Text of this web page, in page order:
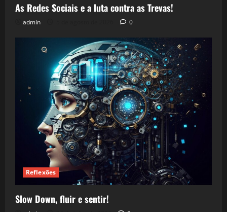
As Redes Sociais e a luta contra as Trevas!
admin 0
Reflexões
Slow Down, fluir e sentir!